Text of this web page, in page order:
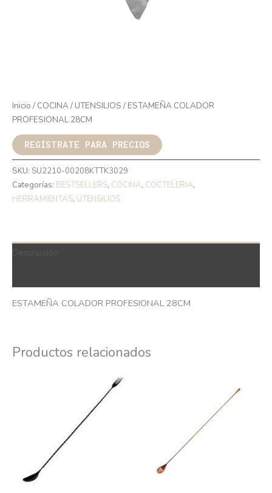
Inicio / COCINA/ UTENSILIOS / ESTAMEÑA COLADOR
PROFESIONAL 28CM
REGÍSTRATE PARA PRECIOS
SKU: SU2210-00208KTTK3029
Categorías: BESTSELLERS, COCINA, COCTELERIA,
HERRAMIENTAS, UTENSILIOS
ESTAMEÑA COLADOR PROFESIONAL 28CM
Productos relacionados